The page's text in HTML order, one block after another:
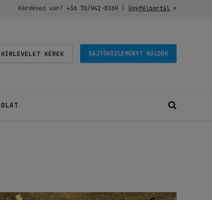
Kérdésed van? +36 70/942-8269| Ügyfélportál»
HÍRLEVELET KÉREK SAJTÓKÖZLEMÉNYT KÜLDÖK